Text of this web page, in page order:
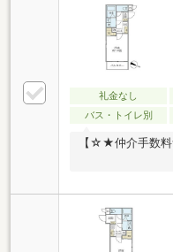
礼金なし
バス・トイレ別
【☆★仲介手数